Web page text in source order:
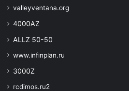
valleyventana.org
4000AZ
ALLZ 50-50
www.infinplan.ru
3000Z
rcdimos.ru2